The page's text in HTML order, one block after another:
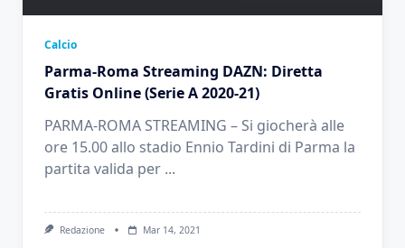
Calcio
Parma-Roma Streaming DAZN: Diretta
Gratis Online (Serie A 2020-21)
PARMA-ROMA STREAMING – Si giocherà alle
ore 15.00 allo stadio Ennio Tardini di Parma la
partita valida per ...
Redazione Mar 14, 2021